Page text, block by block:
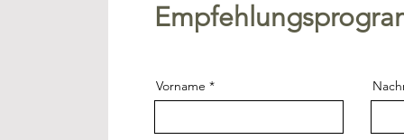
Vorname